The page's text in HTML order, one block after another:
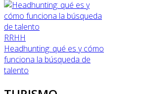
RRHH
Headhunting: qué es y cómo
funciona la búsqueda de
talento